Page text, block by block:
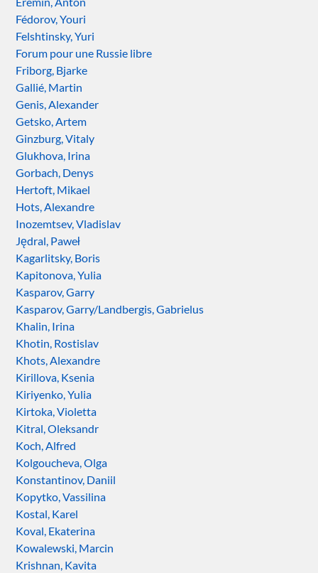
Fédorov, Youri
Felshtinsky, Yuri
Forum pour une Russie libre
Friborg, Bjarke
Gallié, Martin
Genis, Alexander
Getsko, Artem
Ginzburg, Vitaly
Glukhova, Irina
Gorbach, Denys
Hertoft, Mikael
Hots, Alexandre
Inozemtsev, Vladislav
Jędral, Paweł
Kagarlitsky, Boris
Kapitonova, Yulia
Kasparov, Garry
Kasparov, Garry/Landbergis, Gabrielus
Khalin, Irina
Khotin, Rostislav
Khots, Alexandre
Kirillova, Ksenia
Kiriyenko, Yulia
Kirtoka, Violetta
Kitral, Oleksandr
Koch, Alfred
Kolgoucheva, Olga
Konstantinov, Daniil
Kopytko, Vassilina
Kostal, Karel
Koval, Ekaterina
Kowalewski, Marcin
Krishnan, Kavita